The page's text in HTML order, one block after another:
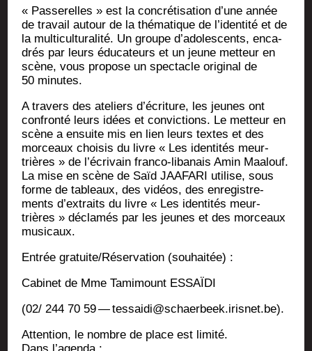
« Pas­se­relles » est la concré­ti­sa­tion d’une année
de tra­vail autour de la thé­ma­tique de l’identité et de
la mul­ti­cul­tu­ra­li­té. Un groupe d’adolescents, enca­
drés par leurs édu­ca­teurs et un jeune met­teur en
scène, vous pro­pose un spec­tacle ori­gi­nal de
50 minutes.
A tra­vers des ate­liers d’écriture, les jeunes ont
confron­té leurs idées et convic­tions. Le met­teur en
scène a ensuite mis en lien leurs textes et des
mor­ceaux choi­sis du livre « Les iden­ti­tés meur­
trières » de l’écrivain fran­co-liba­nais Amin Maa­louf.
La mise en scène de Saïd JAAFARI uti­lise, sous
forme de tableaux, des vidéos, des enre­gis­tre­
ments d’extraits du livre « Les iden­ti­tés meur­
trières » décla­més par les jeunes et des mor­ceaux
musicaux.
Entrée gratuite/Réservation (sou­hai­tée) :
Cabi­net de Mme Tami­mount ESSAÏDI
(02/ 244 70 59 — tessaidi@schaerbeek.irisnet.be).
Atten­tion, le nombre de place est limité.
Dans l’agenda :